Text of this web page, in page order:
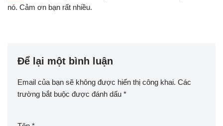
nó. Cảm ơn bạn rất nhiều.
Để lại một bình luận
Email của bạn sẽ không được hiển thị công khai. Các
trường bắt buộc được đánh dấu *